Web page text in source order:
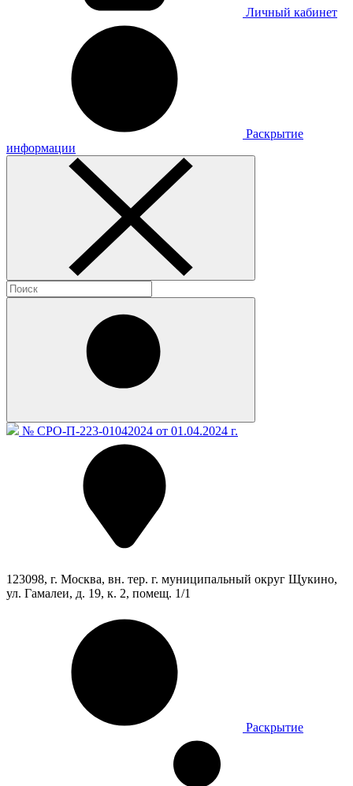
Личный кабинет
Раскрытие
информации
№ СРО-П-223-01042024 от 01.04.2024 г.
123098, г. Москва, вн. тер. г. муниципальный округ Щукино,
ул. Гамалеи, д. 19, к. 2, помещ. 1/1
Раскрытие